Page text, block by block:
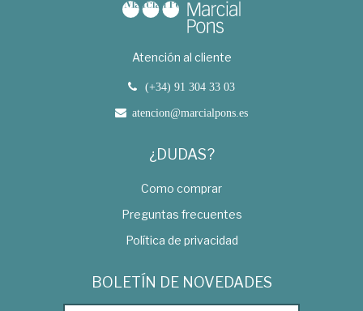
Atención al cliente
(+34) 91 304 33 03
atencion@marcialpons.es
¿DUDAS?
Como comprar
Preguntas frecuentes
Política de privacidad
BOLETÍN DE NOVEDADES